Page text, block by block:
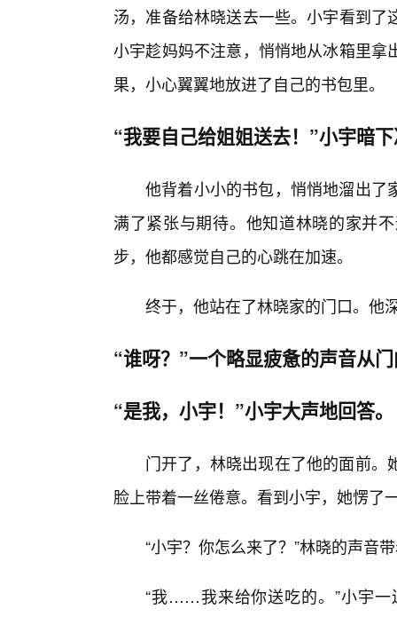
汤，准备给林晓送去一些。小宇看到
小宇趁妈妈不注意，悄悄地从冰箱里
果，小心翼翼地放进了自己的书包里。
“我要自己给姐姐送去！”小宇暗
他背着小小的书包，悄悄地溜出了
满了紧张与期待。他知道林晓的家并
步，他都感觉自己的心跳在加速。
终于，他站在了林晓家的门口。他
“谁呀？”一个略显疲惫的声音从
“是我，小宇！”小宇大声地回答。
门开了，林晓出现在了他的面前
脸上带着一丝倦意。看到小宇，她愣了
“小宇？你怎么来了？”林晓的声音
“我……我来给你送吃的。”小宇一